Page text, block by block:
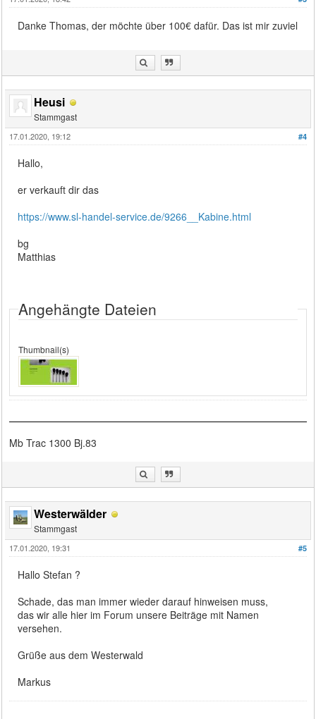
Danke Thomas, der möchte über 100€ dafür. Das ist mir zuviel
Heusi
Stammgast
#4
17.01.2020, 19:12
Hallo,
er verkauft dir das
https://www.sl-handel-service.de/9266__Kabine.html
bg
Matthias
Angehängte Dateien
Thumbnail(s)
Mb Trac 1300 Bj.83
Westerwälder
Stammgast
#5
17.01.2020, 19:31
Hallo Stefan ?
Schade, das man immer wieder darauf hinweisen muss,
das wir alle hier im Forum unsere Beiträge mit Namen
versehen.
Grüße aus dem Westerwald
Markus